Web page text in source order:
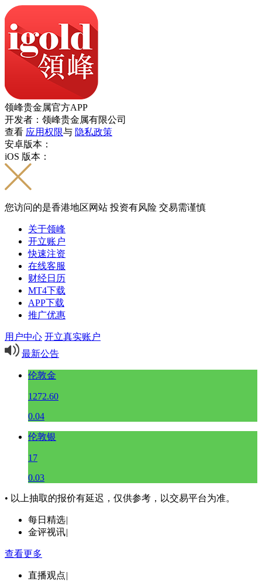
领峰贵金属官方APP
开发者：领峰贵金属有限公司
查看 应用权限与 隐私政策
安卓版本：
iOS 版本：
您访问的是香港地区网站 投资有风险 交易需谨慎
关于领峰
开立账户
快速注资
在线客服
财经日历
MT4下载
APP下载
推广优惠
用户中心 开立真实账户
最新公告
伦敦金
1272.60
0.04
伦敦银
17
0.03
• 以上抽取的报价有延迟，仅供参考，以交易平台为准。
每日精选|
金评视讯|
查看更多
直播观点|